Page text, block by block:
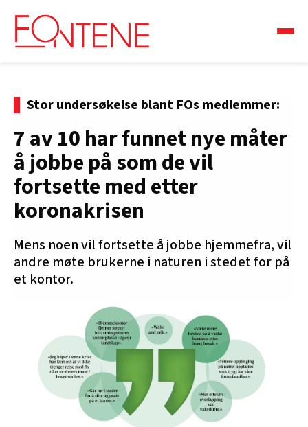
Stor undersøkelse blant FOs medlemmer:
7 av 10 har funnet nye måter
å jobbe på som de vil
fortsette med etter
koronakrisen
Mens noen vil fortsette å jobbe hjemmefra, vil
andre møte brukerne i naturen i stedet for på
et kontor.